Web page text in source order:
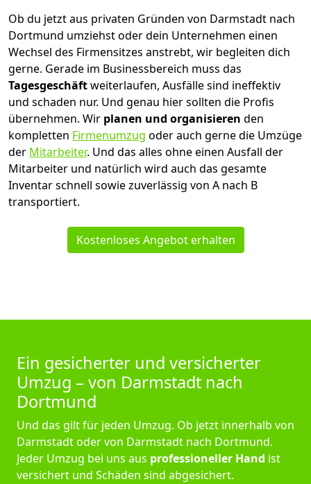
Ob du jetzt aus privaten Gründen von Darmstadt nach
Dortmund umziehst oder dein Unternehmen einen
Wechsel des Firmensitzes anstrebt, wir begleiten dich
gerne. Gerade im Businessbereich muss das
Tagesgeschäftweiterlaufen, Ausfälle sind ineffektiv
und schaden nur. Und genau hier sollten die Profis
übernehmen. Wir planen und organisieren den
kompletten Firmenumzug oder auch gerne die Umzüge
der Mitarbeiter. Und das alles ohne einen Ausfall der
Mitarbeiter und natürlich wird auch das gesamte
Inventar schnell sowie zuverlässig von A nach B
transportiert.
Kostenloses Angebot erhalten
Ein gesicherter und versicherter
Umzug – von Darmstadt nach
Dortmund
Und das gilt für jeden Umzug. Ob jetzt innerhalb von
Darmstadt oder von Darmstadt nach Dortmund.
Jeder Umzug bei uns aus professioneller Hand ist
versichert und Schäden sind abgesichert.